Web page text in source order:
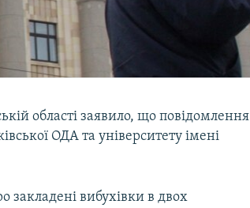
області заявило, що повідомлення
ОДА та університету імені
закладені вибухівки в двох